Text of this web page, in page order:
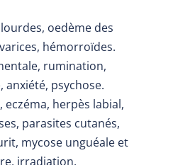
lourdes, oedème des
hémorroïdes.
rumination,
anxiété, psychose.
eczéma, herpès labial,
parasites cutanés,
mycose unguéale et
irradiation.